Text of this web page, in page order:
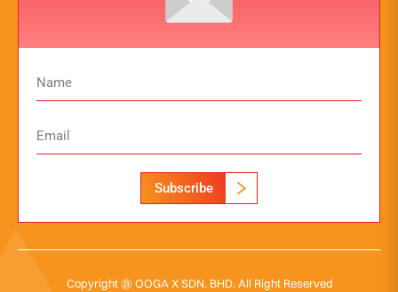
Subscribe
Copyright @ OOGA X SDN. BHD. All Right Reserved